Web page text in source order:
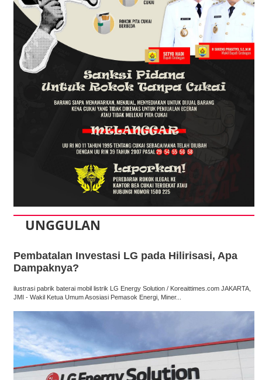
UNGGULAN
Pembatalan Investasi LG pada Hilirisasi, Apa
Dampaknya?
ilustrasi pabrik baterai mobil listrik LG Energy Solution / Koreaittimes.com JAKARTA,
JMI - Wakil Ketua Umum Asosiasi Pemasok Energi, Miner...